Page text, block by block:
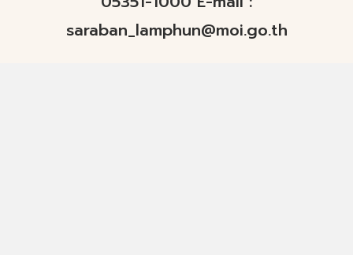
saraban_lamphun@moi.go.th